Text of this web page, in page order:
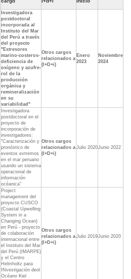
Investigadora
postdoctoral
incorporada al
Instituto del Mar
del Perú a través
del proyecto
"Estresores
marino-costeros-
deficiencia de
oxígeno y azufre-
rol de la
producción
orgánica y
remineralización
en su
variabilidad"
Otros cargos
relacionados a
(I+D+i)
Enero
2023
Noviembre
2024
Investigadora
postdoctoral en el
proyecto de
incorporación de
investigadores:
"Caracterización y
pronóstico de
eventos extremos
en el mar peruano
usando un sistema
operacional de
información
océanica"
Otros cargos
relacionados a
(I+D+i)
Julio 2020Junio 2022
Project
management del
proyecto CUSCO
(Coastal Upwelling
System in a
Changing Ocean)
en Perú - proyecto
de colaboración
internacional entre
el Instituto del Mar
del Perú (IMARPE)
y el Centro
Helmholtz para
INvestigación deol
Océano Kiel
Otros cargos
relacionados a
(I+D+i)
Julio 2019Junio 2020